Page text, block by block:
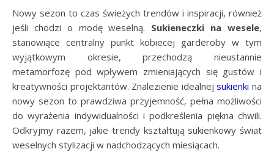
Nowy sezon to czas świeżych trendów i inspiracji, również
jeśli chodzi o modę weselną. Sukieneczki na wesele,
stanowiące centralny punkt kobiecej garderoby w tym
wyjątkowym okresie, przechodzą nieustannie
metamorfozę pod wpływem zmieniających się gustów i
kreatywności projektantów. Znalezienie idealnejsukienki na
nowy sezon to prawdziwa przyjemność, pełna możliwości
do wyrażenia indywidualności i podkreślenia piękna chwili.
Odkryjmy razem, jakie trendy kształtują sukienkowy świat
weselnych stylizacji w nadchodzących miesiącach.